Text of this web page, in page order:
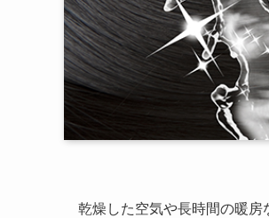
乾燥した空気や長時間の暖房